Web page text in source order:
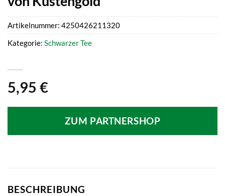
5,95 €
ZUM PARTNERSHOP
Artikelnummer: 4250426211320
Kategorie: Schwarzer Tee
BESCHREIBUNG